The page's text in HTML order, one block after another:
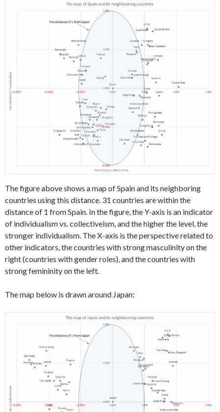
The figure above shows a map of Spain and its neighboring
countries using this distance. 31 countries are within the
distance of 1 from Spain. In the figure, the Y-axis is an indicator
of individualism vs. collectiveism, and the higher the level, the
stronger individualism. The X-axis is the perspective related to
other indicators, the countries with strong masculinity on the
right (countries with gender roles), and the countries with
strong femininity on the left.
The map below is drawn around Japan: